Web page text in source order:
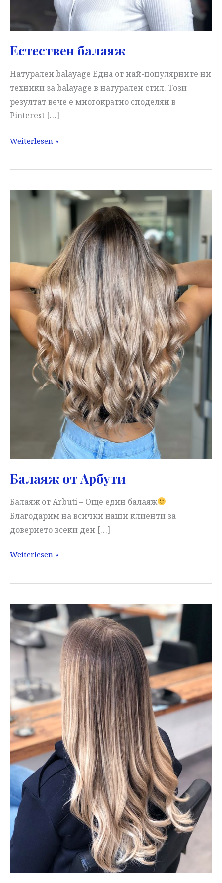
Естествен балаяж
Натурален balayage Една от най-популярните ни
техники за balayage в натурален стил. Този
резултат вече е многократно споделян в
Pinterest […]
Естествен
Weiterlesen »
Балаяж от Арбути
Балаяж от Arbuti – Още един балаяж
Благодарим на всички наши клиенти за
доверието всеки ден […]
Балаяж
Арбути
Weiterlesen »